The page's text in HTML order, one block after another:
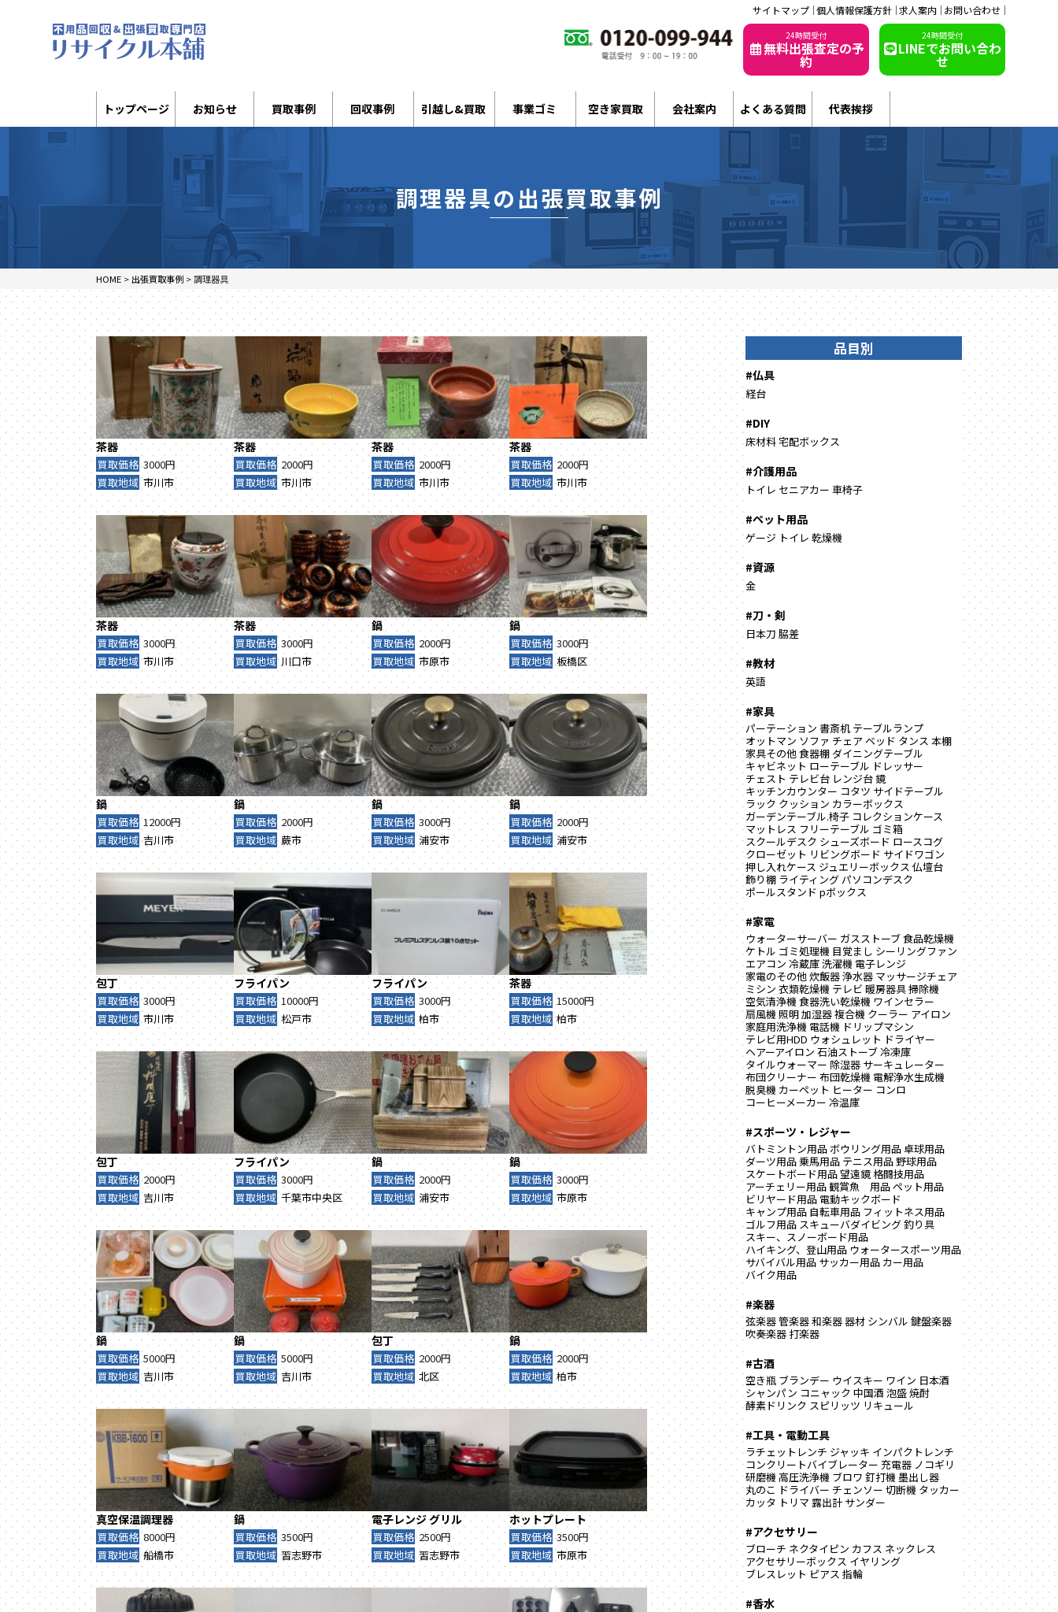
サイトマップ 個人情報保護方針 求人案内 お問い合わせ
24時間受付
無料出張査定の予
約
24時間受付
LINEでお問い合わ
せ
トップページ お知らせ 買取事例 回収事例 引越し&買取 事業ゴミ 空き家買取 会社案内 よくある質問 代表挨拶
調理器具の出張買取事例
HOME > 出張買取事例 >調理器具
茶器
買取価格 3000円
買取地域 市川市
茶器
買取価格 2000円
買取地域 市川市
茶器
買取価格 2000円
買取地域 市川市
茶器
買取価格 2000円
買取地域 市川市
茶器
買取価格 3000円
買取地域 市川市
茶器
買取価格 3000円
買取地域 川口市
鍋
買取価格 2000円
買取地域 市原市
鍋
買取価格 3000円
買取地域 板橋区
鍋
買取価格 12000円
買取地域 吉川市
鍋
買取価格 2000円
買取地域 蕨市
鍋
買取価格 3000円
買取地域 浦安市
鍋
買取価格 2000円
買取地域 浦安市
包丁
買取価格 3000円
買取地域 市川市
フライパン
買取価格 10000円
買取地域 松戸市
フライパン
買取価格 3000円
買取地域 柏市
茶器
買取価格 15000円
買取地域 柏市
包丁
買取価格 2000円
買取地域 吉川市
フライパン
買取価格 3000円
買取地域 千葉市中央区
鍋
買取価格 2000円
買取地域 浦安市
鍋
買取価格 3000円
買取地域 市原市
鍋
買取価格 5000円
買取地域 吉川市
鍋
買取価格 5000円
買取地域 吉川市
包丁
買取価格 2000円
買取地域 北区
鍋
買取価格 2000円
買取地域 柏市
真空保温調理器
買取価格 8000円
買取地域 船橋市
鍋
買取価格 3500円
買取地域 習志野市
電子レンジグリル
買取価格 2500円
買取地域 習志野市
ホットプレート
買取価格 3500円
買取地域 市原市
品目別
#仏具
経台
#DIY
床材料宅配ボックス
#介護用品
トイレ セニアカー 車椅子
#ペット用品
ゲージ トイレ 乾燥機
#資源
金
#刀・剣
日本刀 脇差
#教材
英語
#家具
パーテーション 書斎机 テーブルランプ
オットマン ソファ チェア ベッド タンス 本棚
家具その他食器棚 ダイニングテーブル
キャビネット ローテーブル ドレッサー
チェスト テレビ台 レンジ台鏡
キッチンカウンター コタツ サイドテーブル
ラック クッション カラーボックス
ガーデンテーブル.椅子 コレクションケース
マットレス フリーテーブル ゴミ箱
スクールデスク シューズボード ロースコグ
クローゼット リビングボード サイドワゴン
押し入れケース ジュエリーボックス 仏壇台
飾り棚 ライティングパソコンデスク
ポールスタンド pボックス
#家電
ウォーターサーバー ガスストーブ食品乾燥機
ケトル ゴミ処理機 目覚まし シーリングファン
エアコン 冷蔵庫洗濯機 電子レンジ
家電のその他炊飯器浄水器 マッサージチェア
ミシン 衣類乾燥機 テレビ 暖房器具掃除機
空気清浄機食器洗い乾燥機 ワインセラー
扇風機照明加湿器複合機 クーラー アイロン
家庭用洗浄機 電話機 ドリップマシン
テレビ用HDD ウォシュレット ドライヤー
ヘアーアイロン 石油ストーブ冷凍庫
タイルウォーマー 除湿器 サーキュレーター
布団クリーナー 布団乾燥機 電解浄水生成機
脱臭機 カーペット ヒーター コンロ
コーヒーメーカー 冷温庫
#スポーツ・レジャー
バトミントン用品 ボウリング用品卓球用品
ダーツ用品乗馬用品 テニス用品野球用品
スケートボード用品望遠鏡 格闘技用品
アーチェリー用品 観賞魚 用品ペット用品
ビリヤード用品 電動キックボード
キャンプ用品 自転車用品 フィットネス用品
ゴルフ用品 スキューバダイビング釣り具
スキー、スノーボード用品
ハイキング、登山用品 ウォータースポーツ用品
サバイバル用品 サッカー用品 カー用品
バイク用品
#楽器
弦楽器管楽器和楽器 器材 シンバル 鍵盤楽器
吹奏楽器 打楽器
#古酒
空き瓶 ブランデー ウイスキー ワイン 日本酒
シャンパン コニャック 中国酒 泡盛焼酎
酵素ドリンク スピリッツ リキュール
#工具・電動工具
ラチェットレンチ ジャッキ インパクトレンチ
コンクリートバイブレーター 充電器 ノコギリ
研磨機 高圧洗浄機 ブロワ 釘打機墨出し器
丸のこ ドライバー チェンソー 切断機 タッカー
カッタ トリマ 露出計 サンダー
#アクセサリー
ブローチ ネクタイピン カフス ネックレス
アクセサリーボックス イヤリング
ブレスレット ピアス 指輪
#香水